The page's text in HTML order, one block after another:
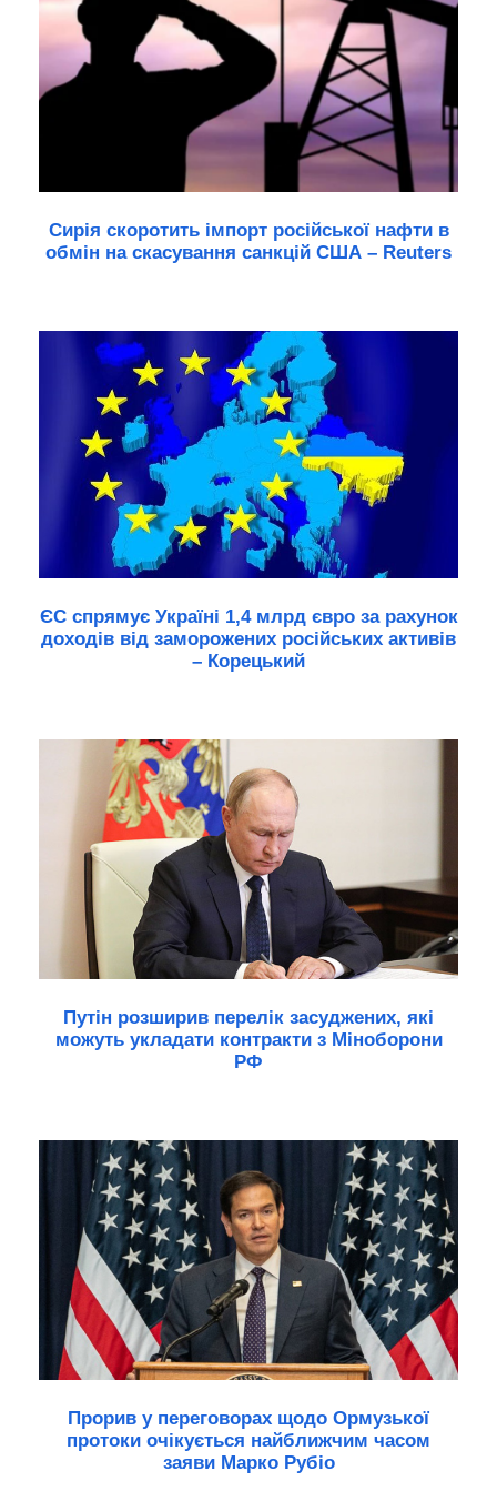
Сирія скоротить імпорт російської нафти в
обмін на скасування санкцій США – Reuters
ЄС спрямує Україні 1,4 млрд євро за рахунок
доходів від заморожених російських активів
– Корецький
Путін розширив перелік засуджених, які
можуть укладати контракти з Міноборони
РФ
Прорив у переговорах щодо Ормузької
протоки очікується найближчим часом
заяви Марко Рубіо